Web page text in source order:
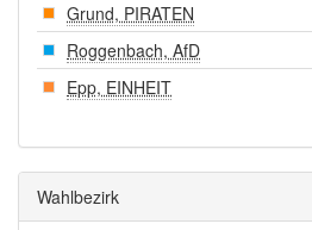
Grund, PIRATEN
Roggenbach, AfD
Epp, EINHEIT
Wahlbezirk